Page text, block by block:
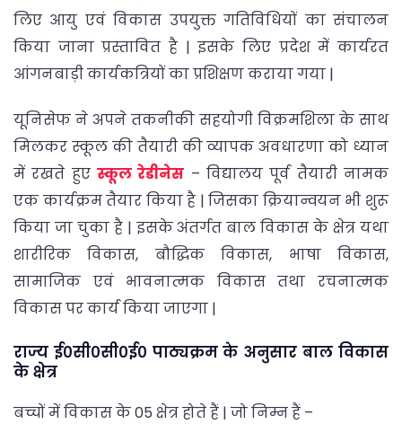
लिए आयु एवं विकास उपयुक्त गतिविधियों का संचालन
किया जाना प्रस्तावित है | इसके लिए प्रदेश में कार्यरत
आंगनबाड़ी कार्यकत्रियों का प्रशिक्षण कराया गया |
यूनिसेफ ने अपने तकनीकी सहयोगी विक्रमशिला के साथ
मिलकर स्कूल की तैयारी की व्यापक अवधारणा को ध्यान
में रखते हुए स्कूल रेडीनेस – विद्यालय पूर्व तैयारी नामक
एक कार्यक्रम तैयार किया है | जिसका क्रियान्वयन भी शुरू
किया जा चुका है | इसके अंतर्गत बाल विकास के क्षेत्र यथा
शारीरिक विकास, बौद्धिक विकास, भाषा विकास,
सामाजिक एवं भावनात्मक विकास तथा रचनात्मक
विकास पर कार्य किया जाएगा |
राज्य ई०सी०सी०ई० पाठ्यक्रम के अनुसार बाल विकास
के क्षेत्र
बच्चों में विकास के 05 क्षेत्र होते हैं | जो निम्न हैं –